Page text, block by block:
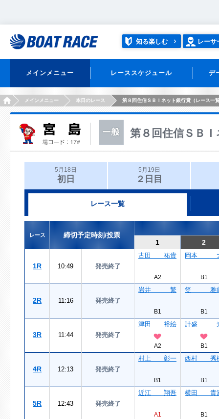
知る楽しむ レーサ
メインメニュー レーススケジュール デ
HOMEメインメニュー 本日のレース 第８回住信ＳＢＩネット銀行賞（レース一
第８回住信ＳＢ
5月18日
初日
5月19日
２日目
レース一覧
レース
締切予定時刻/投票
1
2
1R 10:49 発売終了
古田 祐貴
A2
岡本
B1
2R 11:16 発売終了
岩井 繁
B1
笠 雅
B1
3R 11:44 発売終了
津田 裕絵
A2
計盛
B1
4R 12:13 発売終了
村上 彰一
B1
西村 秀
B1
5R 12:43 発売終了
近江 翔吾
A1
横田 貴
B1